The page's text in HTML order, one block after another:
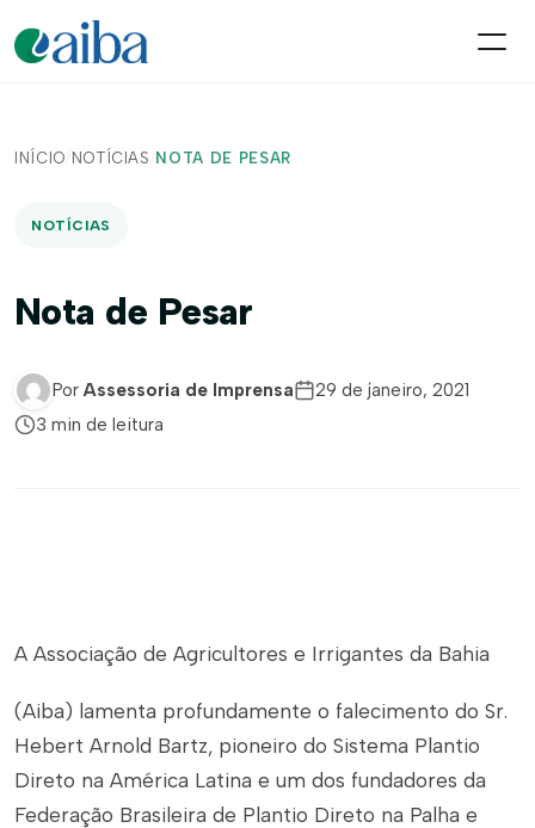
INÍCIO/ NOTÍCIAS / NOTA DE PESAR
NOTÍCIAS
Nota de Pesar
Por Assessoria de Imprensa
29 de janeiro, 2021
3 min de leitura
A Associação de Agricultores e Irrigantes da Bahia
(Aiba) lamenta profundamente o falecimento do Sr.
Hebert Arnold Bartz, pioneiro do Sistema Plantio
Direto na América Latina e um dos fundadores da
Federação Brasileira de Plantio Direto na Palha e